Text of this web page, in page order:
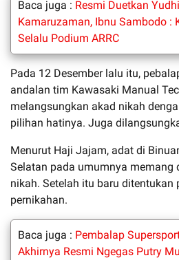
Baca juga : Resmi Duetkan
Kamaruzaman, Ibnu Sambodo :
Selalu Podium ARRC
Pada 12 Desember lalu itu,
andalan tim Kawasaki Manual
melangsungkan akad nikah
pilihan hatinya. Juga
Menurut Haji Jajam, adat di
Selatan pada umumnya memang
nikah. Setelah itu baru ditentukan
pernikahan.
Baca juga : Pembalap
Akhirnya Resmi Ngegas Putry